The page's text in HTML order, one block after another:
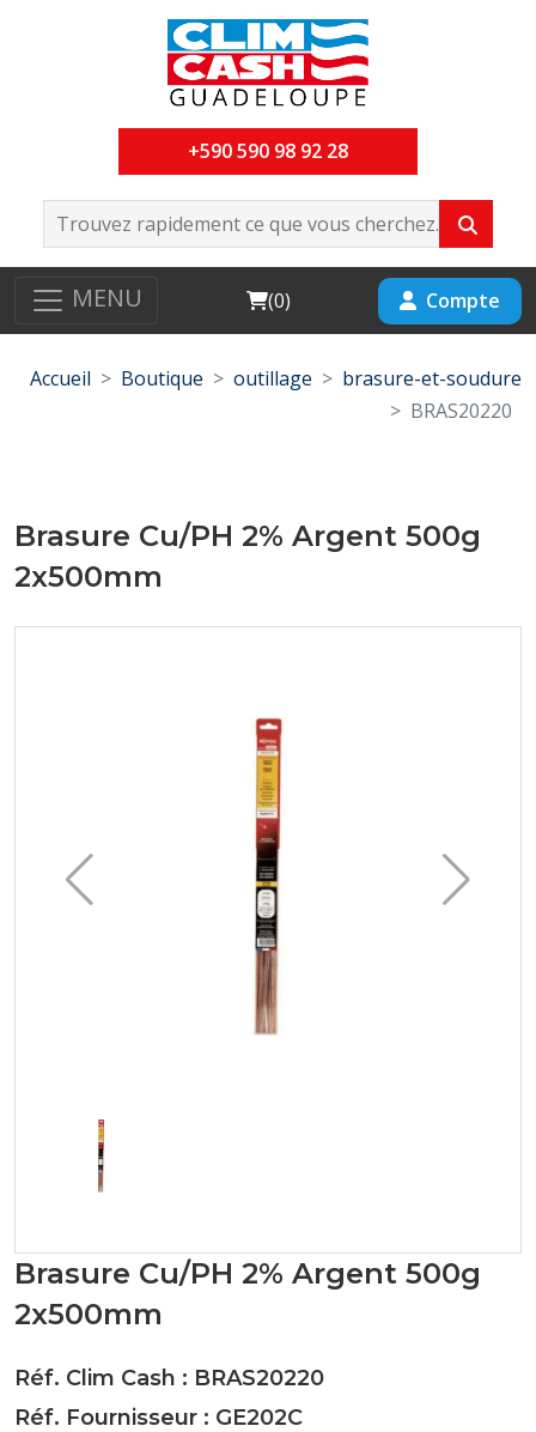
+590 590 98 92 28
MENU Cart
(0) Compte
Accueil Boutique outillage
brasure-et-soudure
BRAS20220
Brasure Cu/PH 2% Argent 500g
2x500mm
Brasure Cu/PH 2% Argent 500g
2x500mm
Réf. Clim Cash : BRAS20220
Réf. Fournisseur : GE202C